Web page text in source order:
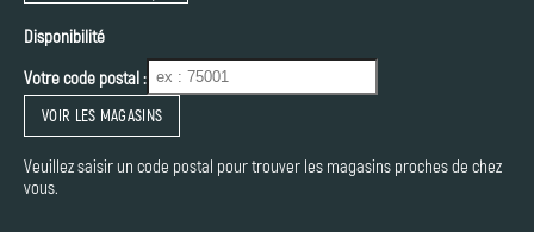
Disponibilité
Votre code postal :
VOIR LES MAGASINS
Veuillez saisir un code postal pour trouver les magasins proches de chez
vous.